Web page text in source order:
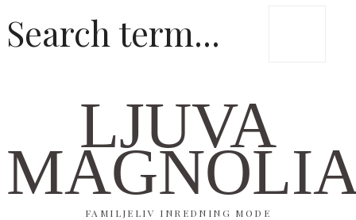
LJUVA
FAMILJELIV INREDNING MODE